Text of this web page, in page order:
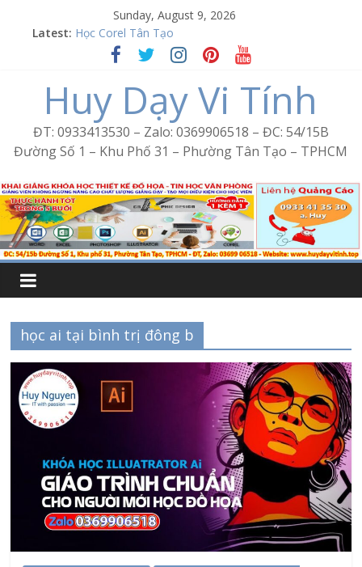
Sunday, August 9, 2026
Latest: Học Corel Tân Tạo
Cách tạo USB Boot bằng Ventoy
Khóa học Photoshop tại Tân Tạo
Excel Bình Trị Đông – Vi tính văn phòng cấp tốc
Word Bình Trị Đông – Tin học văn phòng cấp tốc
Huy Dạy Vi Tính
ĐT: 0933413530 – Zalo: 0369906518 – ĐC: 54/15B
Đường Số 1 – Khu Phố 31 – Phường Tân Tạo – TPHCM
học ai tại bình trị đông b